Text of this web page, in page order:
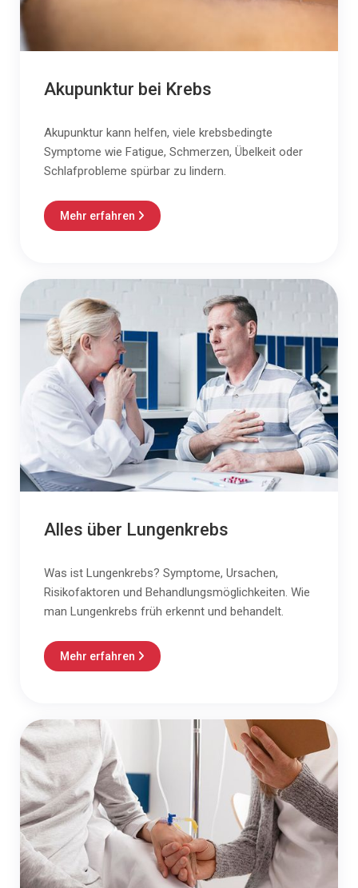
Akupunktur bei Krebs
Akupunktur kann helfen, viele krebsbedingte
Symptome wie Fatigue, Schmerzen, Übelkeit oder
Schlafprobleme spürbar zu lindern.
Mehr erfahren 
Alles über Lungenkrebs
Was ist Lungenkrebs? Symptome, Ursachen,
Risikofaktoren und Behandlungsmöglichkeiten. Wie
man Lungenkrebs früh erkennt und behandelt.
Mehr erfahren 